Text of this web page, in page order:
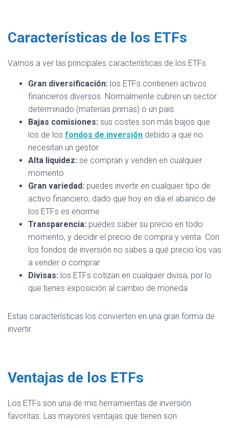
Características de los ETFs
Vamos a ver las principales características de los ETFs
Gran diversificación: los ETFs contienen activos
financieros diversos. Normalmente cubren un sector
determinado (materias primas) o un pais.
Bajas comisiones: sus costes son más bajos que
los de los fondos de inversión debido a que no
necesitan un gestor
Alta liquidez: se compran y venden en cualquier
momento
Gran variedad: puedes invertir en cualquier tipo de
activo financiero, dado que hoy en día el abanico de
los ETFs es enorme
Transparencia: puedes saber su precio en todo
momento, y decidir el precio de compra y venta. Con
los fondos de inversión no sabes a qué precio los vas
a vender o comprar
Divisas: los ETFs cotizan en cualquier divisa, por lo
que tienes exposición al cambio de moneda
Estas características los convierten en una gran forma de
invertir.
Ventajas de los ETFs
Los ETFs son una de mis herramientas de inversión
favoritas. Las mayores ventajas que tienen son